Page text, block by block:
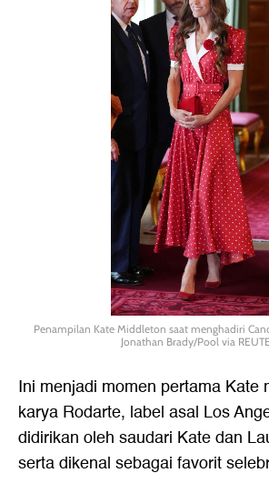
Penampilan Kate Middleton saat menghadiri
Jonathan Brady/Pool via
Ini menjadi momen pertama Kate
karya Rodarte, label asal Los
didirikan oleh saudari Kate dan
serta dikenal sebagai favorit